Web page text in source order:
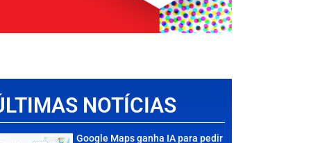
NOTÍCIAS
Google Maps ganha IA para pedir